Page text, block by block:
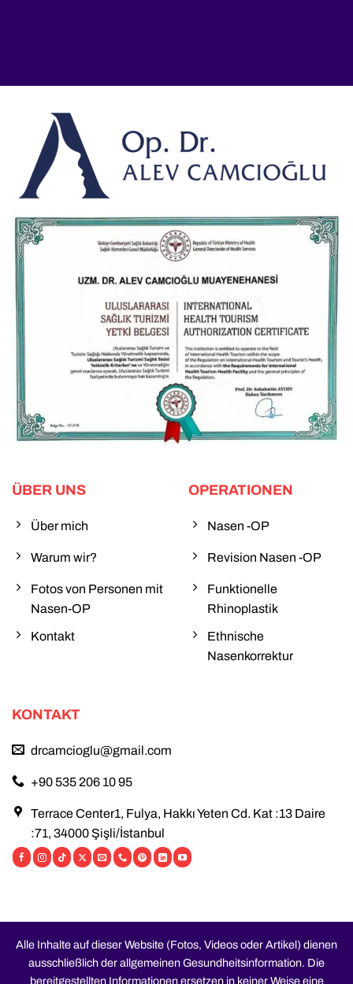
ÜBER UNS
Über mich
Warum wir?
Fotos von Personen mit
Nasen-OP
Kontakt
OPERATIONEN
Nasen -OP
Revision Nasen -OP
Funktionelle
Rhinoplastik
Ethnische
Nasenkorrektur
KONTAKT
drcamcioglu@gmail.com
+90 535 206 10 95
Terrace Center1, Fulya, Hakkı Yeten Cd. Kat :13 Daire
:71, 34000 Şişli/İstanbul
Alle Inhalte auf dieser Website (Fotos, Videos oder Artikel) dienen
ausschließlich der allgemeinen Gesundheitsinformation. Die
bereitgestellten Informationen ersetzen in keiner Weise eine